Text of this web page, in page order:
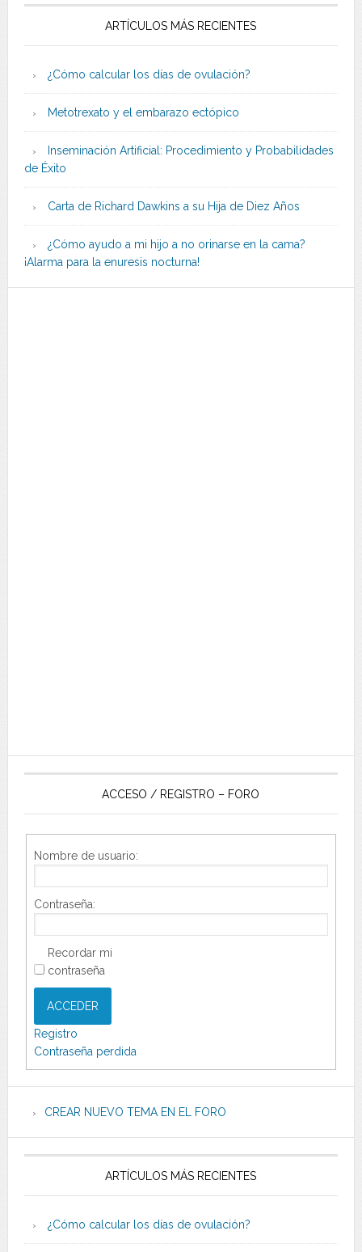
ARTÍCULOS MÁS RECIENTES
¿Cómo calcular los días de ovulación?
Metotrexato y el embarazo ectópico
Inseminación Artificial: Procedimiento y Probabilidades
de Éxito
Carta de Richard Dawkins a su Hija de Diez Años
¿Cómo ayudo a mi hijo a no orinarse en la cama?
¡Alarma para la enuresis nocturna!
ACCESO / REGISTRO – FORO
Nombre de usuario:
Contraseña:
Recordar mi
contraseña
ACCEDER
Registro
Contraseña perdida
CREAR NUEVO TEMA EN EL FORO
ARTÍCULOS MÁS RECIENTES
¿Cómo calcular los días de ovulación?